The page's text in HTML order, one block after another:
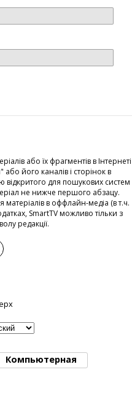
або їх фрагментів в Інтернеті
його каналів і сторінок в
для пошукових систем
не нижче першого абзацу.
матеріалів в оффлайн-медіа (в т.ч.
SmartTV можливо тільки з
редакції.
Компьютерная